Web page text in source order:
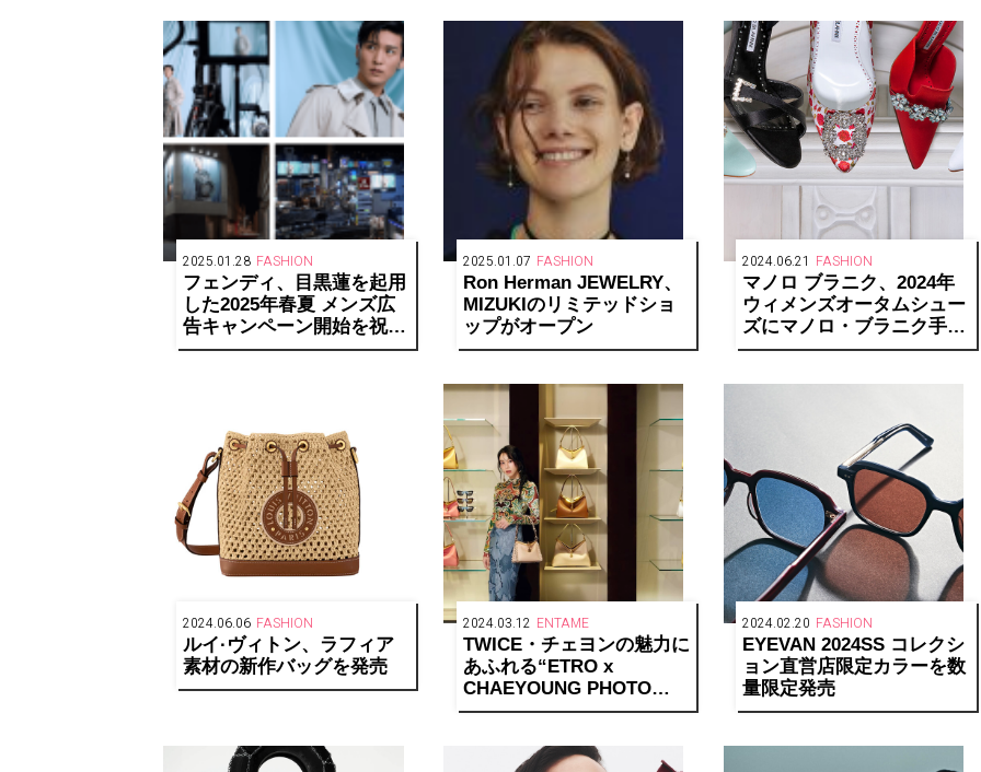
2025.01.28 FASHION
フェンディ、目黒蓮を起用
した2025年春夏 メンズ広
告キャンペーン開始を祝し
て、バックステージスペシ
2025.01.07 FASHION
Ron Herman JEWELRY、
MIZUKIのリミテッドショ
ップがオープン
2024.06.21 FASHION
マノロ ブラニク、2024年
ウィメンズオータムシュー
ズにマノロ・ブラニク手描
きプリントで彩られたハン
2024.06.06 FASHION
ルイ·ヴィトン、ラフィア
素材の新作バッグを発売
2024.03.12 ENTAME
TWICE・チェヨンの魅力に
あふれる“ETRO x
CHAEYOUNG PHOTO
GALLERY”開催
2024.02.20 FASHION
EYEVAN 2024SS コレクシ
ョン直営店限定カラーを数
量限定発売